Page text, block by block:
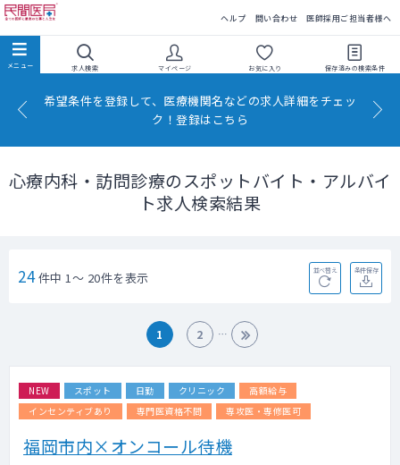
ヘルプ 問い合わせ 医師採用ご担当者様へ
求人検索 マイページ お気に入り 保存済みの検索条件
希望条件を登録して、医療機関名などの求人詳細をチェッ
ク！登録はこちら
心療内科・訪問診療のスポットバイト・アルバイ
ト求人検索結果
24件中 1～ 20件を表示 並べ替え 条件保存
1 2
NEW スポット 日勤 クリニック
高額給与
インセンティブあり
専門医資格不問 専攻医・専修医可
福岡市内×オンコール待機